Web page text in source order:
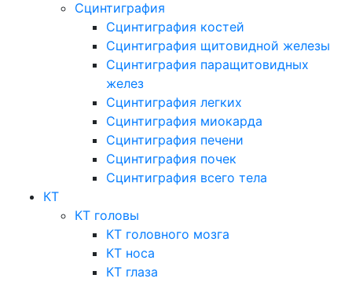
Сцинтиграфия
Сцинтиграфия костей
Сцинтиграфия щитовидной железы
Сцинтиграфия паращитовидных
желез
Сцинтиграфия легких
Сцинтиграфия миокарда
Сцинтиграфия печени
Сцинтиграфия почек
Сцинтиграфия всего тела
КТ
КТ головы
КТ головного мозга
КТ носа
КТ глаза